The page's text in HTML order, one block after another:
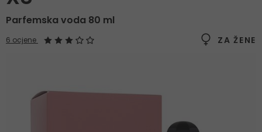
Parfemska voda 80 ml
ZA ŽENE
6 ocjene